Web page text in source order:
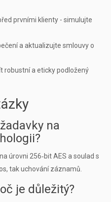
prvními klienty - simulujte
a aktualizujte smlouvy o
robustní a eticky podložený
na
úrovni 256‑bit AES a soulad s
tak uchování záznamů.
je důležitý?